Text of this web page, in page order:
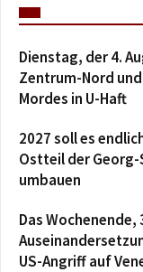
Dienstag, der 4.
Zentrum-Nord
Mordes in U-Haft
2027 soll es
Ostteil der
umbauen
Das Wochenende,
US-Angriff auf